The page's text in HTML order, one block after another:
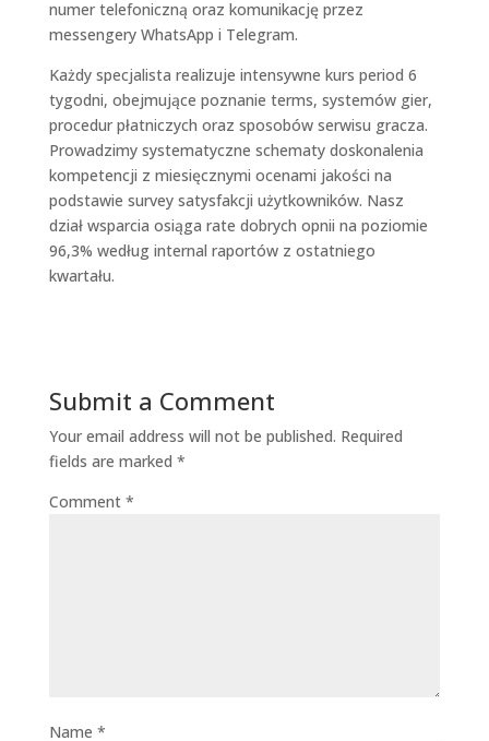
numer telefoniczną oraz komunikację przez
messengery WhatsApp i Telegram.
Każdy specjalista realizuje intensywne kurs period 6
tygodni, obejmujące poznanie terms, systemów gier,
procedur płatniczych oraz sposobów serwisu gracza.
Prowadzimy systematyczne schematy doskonalenia
kompetencji z miesięcznymi ocenami jakości na
podstawie survey satysfakcji użytkowników. Nasz
dział wsparcia osiąga rate dobrych opnii na poziomie
96,3% według internal raportów z ostatniego
kwartału.
Submit a Comment
Your email address will not be published. Required
fields are marked *
Comment *
Name *